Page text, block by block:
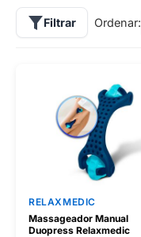
Filtrar Ordenar:
RELAXMEDIC
Massageador Manual
Duopress Relaxmedic